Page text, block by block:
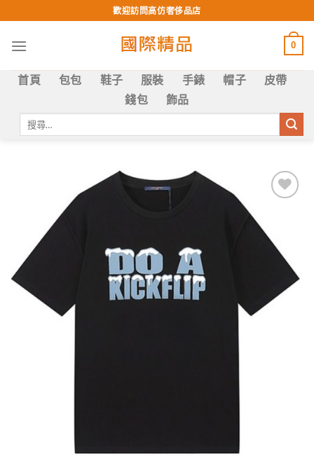
to
content
歡迎訪問高仿奢侈品店
0
首頁 包包 鞋子 服裝 手錶 帽子
皮帶
錢包
飾品